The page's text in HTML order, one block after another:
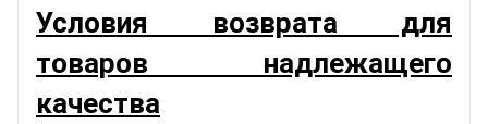
Условия возврата для
товаров надлежащего
качества